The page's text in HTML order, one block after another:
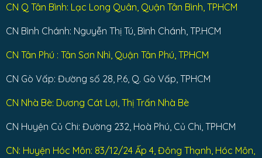
CN Q Tân Bình: Lạc Long Quân, Quận Tân Bình, TPHCM
CN Bình Chánh: Nguyễn Thị Tú, Bình Chánh, TP.HCM
CN Tân Phú : Tân Sơn Nhì, Quận Tân Phú, TPHCM
CN Gò Vấp: Đường số 28, P.6, Q. Gò Vấp, TPHCM
CN Nhà Bè: Dương Cát Lợi, Thị Trấn Nhà Bè
CN Huyện Củ Chi: Đường 232, Hoà Phú, Củ Chi, TPHCM
CN: Huyện Hóc Môn: 83/12/24 Ấp 4, Đông Thạnh, Hóc Môn,